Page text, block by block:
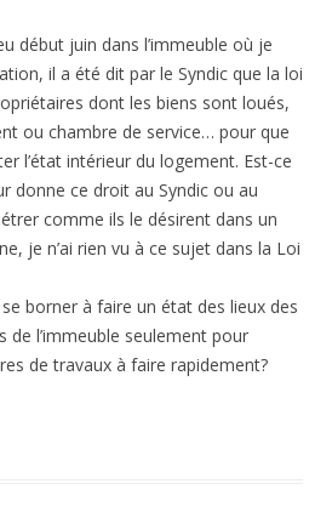
début juin dans l’immeuble où je
il a été dit par le Syndic que la loi
dont les biens sont loués,
ou chambre de service… pour que
l’état intérieur du logement. Est-ce
donne ce droit au Syndic ou au
comme ils le désirent dans un
je n’ai rien vu à ce sujet dans la Loi
borner à faire un état des lieux des
de l’immeuble seulement pour
de travaux à faire rapidement?